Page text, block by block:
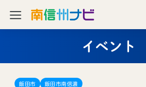
イベント
飯田市 飯田市南信濃